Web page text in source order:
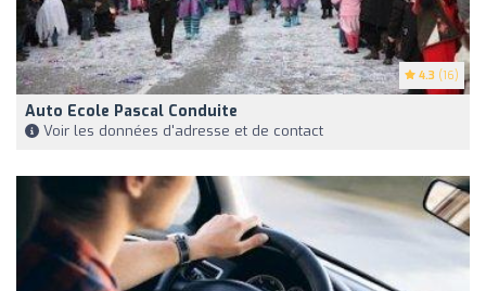
4.3 (16)
Auto Ecole Pascal Conduite
Voir les données d'adresse et de contact